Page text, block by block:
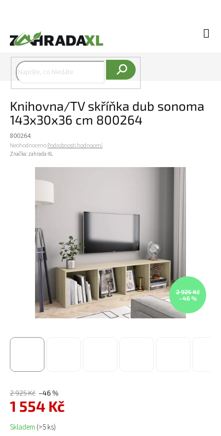
Knihovna/TV skříňka dub sonoma
143x30x36 cm 800264
800264
Průměrné hodnocení produktu je 0,0 z 5 hvězdiček.
NeohodnocenoPodrobnosti hodnocení
Značka: zahrada-XL
2 925 Kč
–46 %
2 925 Kč –46 %
1 554 Kč
Měrná cena:
Skladem (>5 ks)